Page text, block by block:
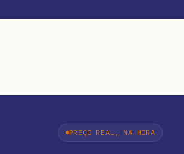
PREÇO REAL, NA HORA